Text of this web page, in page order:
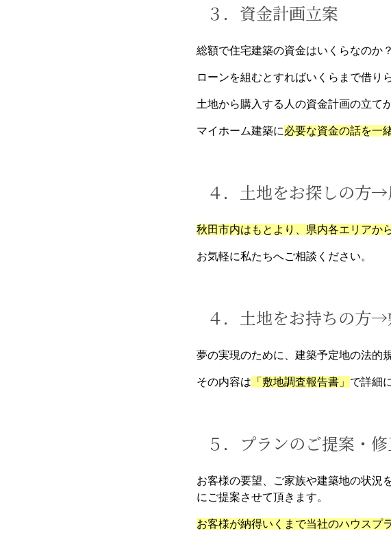
３．資金計画立案
総額で住宅建築の資金はいくらなのか？
ローンを組むとすればいくらまで借り
土地から購入する人の資金計画の立て
マイホーム建築に必要な資金の話を一
４．土地をお探しの方→
秋田市内はもとより、県内各エリアか
お気軽に私たちへご相談ください。
４．土地をお持ちの方
夢の実現のために、建築予定地の法的
その内容は 「敷地調査報告書」 で詳細
５．プランのご提案・
お客様の要望、ご家族や建築地の状況
にご提案させて頂きます。
お客様が納得いくまで当社のハウスプ